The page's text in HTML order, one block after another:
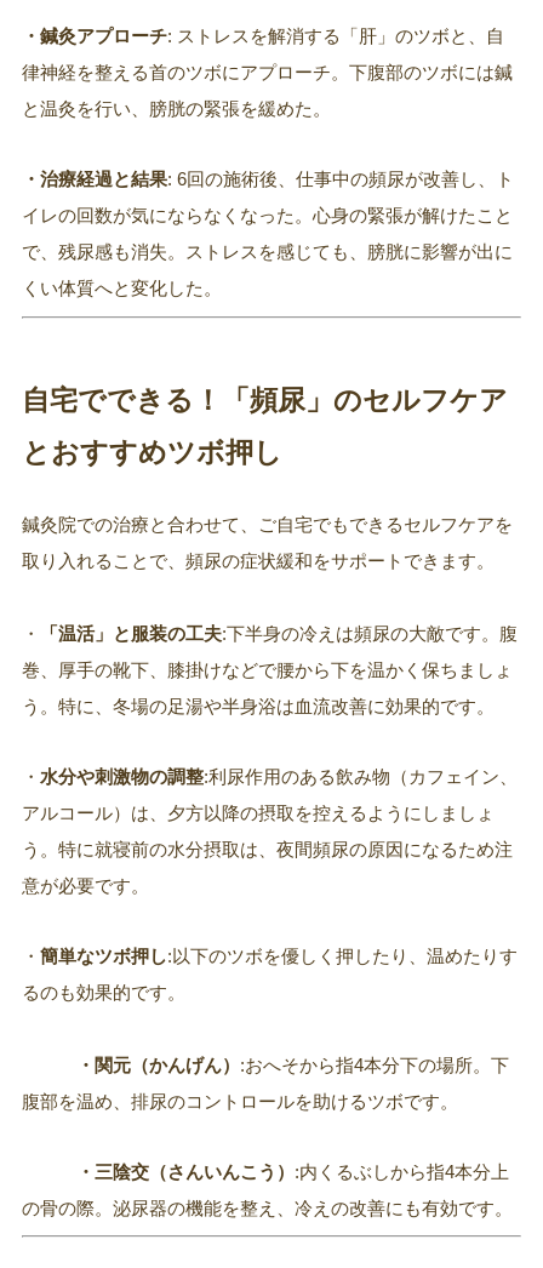
・鍼灸アプローチ: ストレスを解消する「肝」のツボと、自
律神経を整える首のツボにアプローチ。下腹部のツボには鍼
と温灸を行い、膀胱の緊張を緩めた。
・治療経過と結果: 6回の施術後、仕事中の頻尿が改善し、ト
イレの回数が気にならなくなった。心身の緊張が解けたこと
で、残尿感も消失。ストレスを感じても、膀胱に影響が出に
くい体質へと変化した。
自宅でできる！「頻尿」のセルフケア
とおすすめツボ押し
鍼灸院での治療と合わせて、ご自宅でもできるセルフケアを
取り入れることで、頻尿の症状緩和をサポートできます。
・ 「温活」と服装の工夫:下半身の冷えは頻尿の大敵です。腹
巻、厚手の靴下、膝掛けなどで腰から下を温かく保ちましょ
う。特に、冬場の足湯や半身浴は血流改善に効果的です。
・ 水分や刺激物の調整:利尿作用のある飲み物（カフェイン、
アルコール）は、夕方以降の摂取を控えるようにしましょ
う。特に就寝前の水分摂取は、夜間頻尿の原因になるため注
意が必要です。
・ 簡単なツボ押し:以下のツボを優しく押したり、温めたりす
るのも効果的です。
・関元（かんげん） :おへそから指4本分下の場所。下
腹部を温め、排尿のコントロールを助けるツボです。
・三陰交（さんいんこう） :内くるぶしから指4本分上
の骨の際。泌尿器の機能を整え、冷えの改善にも有効です。